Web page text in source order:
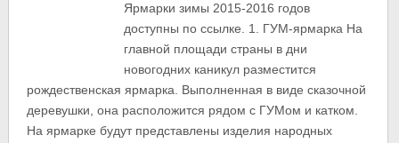
Ярмарки зимы 2015-2016 годов
доступны по ссылке. 1. ГУМ-ярмарка На
главной площади страны в дни
новогодних каникул разместится
рождественская ярмарка. Выполненная в виде сказочной
деревушки, она расположится рядом с ГУМом и катком.
На ярмарке будут представлены изделия народных